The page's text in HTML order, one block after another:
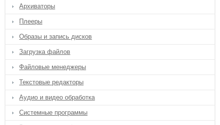
Архиваторы
Плееры
Образы и запись дисков
Загрузка файлов
Файловые менеджеры
Текстовые редакторы
Аудио и видео обработка
Системные программы